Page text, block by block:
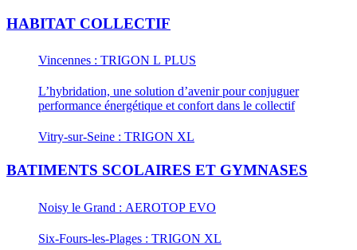
HABITAT COLLECTIF
Vincennes : TRIGON L PLUS
L’hybridation, une solution d’avenir pour conjuguer
performance énergétique et confort dans le collectif
Vitry-sur-Seine : TRIGON XL
BATIMENTS SCOLAIRES ET GYMNASES
Noisy le Grand : AEROTOP EVO
Six-Fours-les-Plages : TRIGON XL